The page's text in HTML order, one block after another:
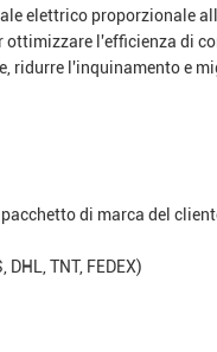
elettrico proporzionale
ottimizzare l'efficienza di
ridurre l'inquinamento e
di marca del
TNT, FEDEX)